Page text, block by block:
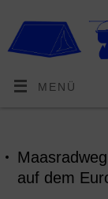
MENÜ
auf dem